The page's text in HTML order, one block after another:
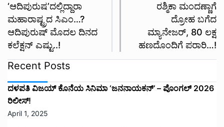
‘ಆದಿಪುರುಷ’ದಲ್ಲಿದ್ದಾರಾ
ಮಹಾರಾಷ್ಟ್ರದ ಸಿಎಂ…?
ಆದಿಪುರುಷ್ ಮೊದಲ ದಿನದ
ಕಲೆಕ್ಷನ್ ಎಷ್ಟು..!
ರಶ್ಮಿಕಾ ಮಂದಣ್ಣಾಗೆ
ದ್ರೋಹ ಬಗೆದ
ಮ್ಯಾನೇಜರ್, 80 ಲಕ್ಷ
ಹಣದೊಂದಿಗೆ ಪರಾರಿ…!
Recent Posts
ದಳಪತಿ ವಿಜಯ್‌ ಕೊನೆಯ ಸಿನಿಮಾ ‘ಜನನಾಯಕನ್’ – ಪೊಂಗಲ್ 2026
ರಿಲೀಸ್!
April 1, 2025